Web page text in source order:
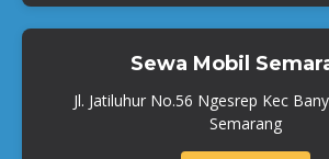
Sewa Mobil
Jl. Jatiluhur No.56 Ngesrep Kec
Semarang